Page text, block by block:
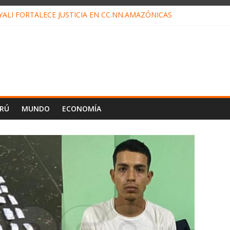
FORTALECE JUSTICIA EN CC.NN.AMAZÓNICAS
MUNDO ECONOMÍA